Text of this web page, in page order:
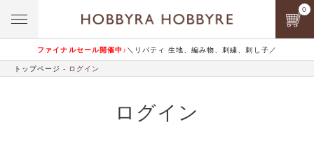
ファイナルセール開催中♪ ＼リバティ 生地、編み物、刺繍、刺し子／
0
トップページ ログイン
ログイン